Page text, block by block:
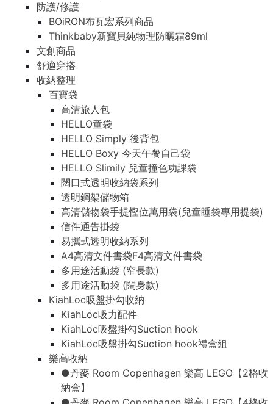
防護/修護
BOiRON布瓦宏系列商品
Thinkbaby新寶貝純物理防曬霜89ml
文創商品
舒適穿搭
收納整理
百寶袋
高清旅人包
HELLO童袋
HELLO Simply 後背包
HELLO Boxy 今天午餐自己袋
HELLO Slimily 兒童撞色功課袋
闊口式透明收納袋系列
透明鋼架儲物箱
高清儲物袋手提慳位萬用袋(兒童睡袋專用提袋)
信件通告掛袋
易攜式透明收納系列
A4高清文件書袋F4高清文件書袋
多用途活動袋 (窄長款)
多用途活動袋 (闊身款)
KiahLoc吸盤掛勾收納
KiahLoc吸力配件
KiahLoc吸盤掛勾Suction hook
KiahLoc吸盤掛勾Suction hook禮盒組
樂高收納
●丹麥 Room Copenhagen 樂高 LEGO【2格收
納盒】